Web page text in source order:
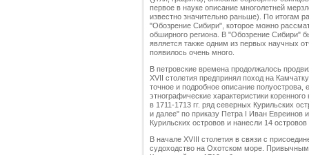
первое в науке описание многолетней
известно значительно раньше). По итогам
"Обозрение Сибири", которое можно
обширного региона. В "Обозрение Сибири"
является также одним из первых научных
появилось очень много.
В петровские времена продолжалось
XVII столетия предпринял поход на
точное и подробное описание
этнографические характеристики
в 1711-1713 гг. ряд северных Курильских
и далее" по приказу Петра I Иван Евреинов
Курильских островов и нанесли 14 островов
В начале XVIII столетия в связи с
судоходство на Охотском море.